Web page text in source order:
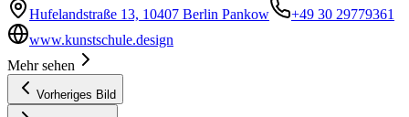
Hufelandstraße 13, 10407 Berlin Pankow
+49 30 29779361
www.kunstschule.design
Mehr sehen
Vorheriges Bild